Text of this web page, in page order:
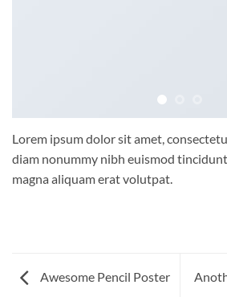
Lorem ipsum dolor sit amet,
diam nonummy nibh euismod
magna aliquam erat volutpat.
Awesome Pencil Poster